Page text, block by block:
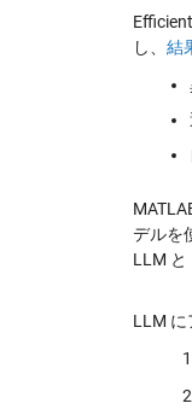
し、 結
デルを
LLM と
LLM